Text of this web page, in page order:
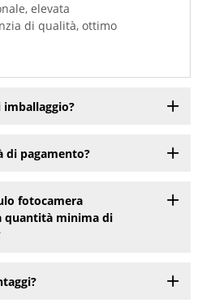
elevata
di qualità, ottimo
di pagamento?
fotocamera
quantità minima di